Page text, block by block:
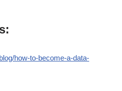
how-to-become-a-data-